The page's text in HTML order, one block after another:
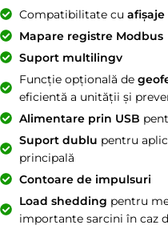
Compatibilitate cu
Mapare registre Modbus
Suport multilingv
Funcție opțională de
eficientă a unității și
Alimentare prin USB
Suport dublu pentru
principală
Contoare de impulsuri
Load shedding pentru
importante sarcini în caz